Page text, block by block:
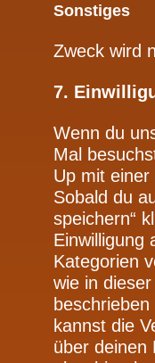
Sonstiges
Zweck wird
7.
Wenn du
Mal
Up mit einer
Sobald du
speichern“
Einwilligung
Kategorien
wie in
kannst die
über deinen